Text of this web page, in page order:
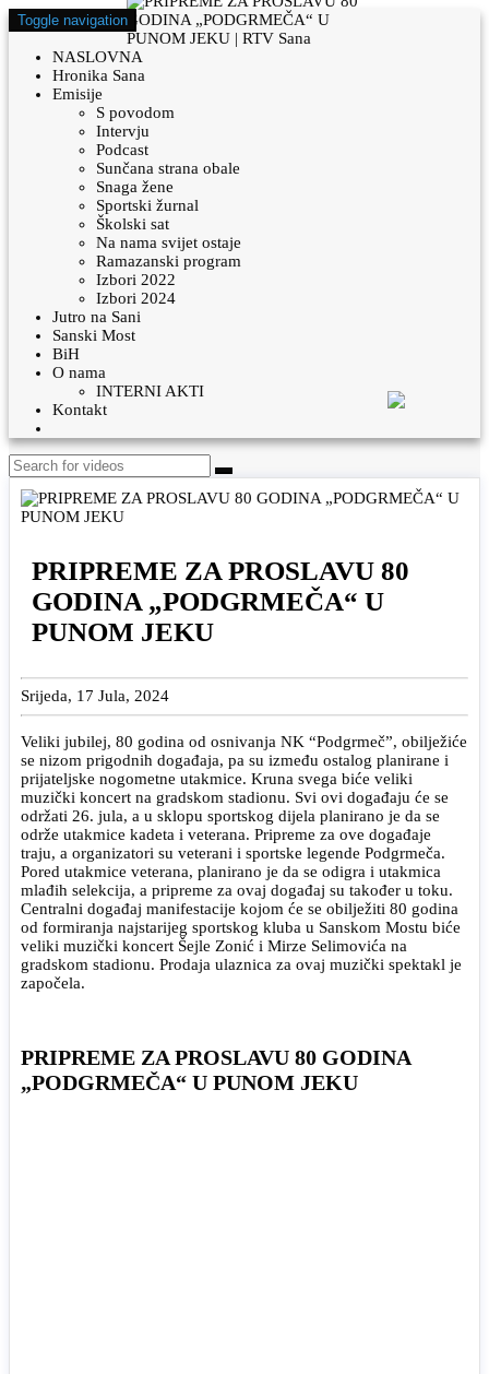
Toggle navigation
NASLOVNA
Hronika Sana
Emisije
S povodom
Intervju
Podcast
Sunčana strana obale
Snaga žene
Sportski žurnal
Školski sat
Na nama svijet ostaje
Ramazanski program
Izbori 2022
Izbori 2024
Jutro na Sani
Sanski Most
BiH
O nama
INTERNI AKTI
Kontakt
PRIPREME ZA PROSLAVU 80
GODINA „PODGRMEČA“ U
PUNOM JEKU
Srijeda, 17 Jula, 2024
Veliki jubilej, 80 godina od osnivanja NK “Podgrmeč”, obilježiće
se nizom prigodnih događaja, pa su između ostalog planirane i
prijateljske nogometne utakmice. Kruna svega biće veliki
muzički koncert na gradskom stadionu. Svi ovi događaju će se
održati 26. jula, a u sklopu sportskog dijela planirano je da se
održe utakmice kadeta i veterana. Pripreme za ove događaje
traju, a organizatori su veterani i sportske legende Podgrmeča.
Pored utakmice veterana, planirano je da se odigra i utakmica
mlađih selekcija, a pripreme za ovaj događaj su također u toku.
Centralni događaj manifestacije kojom će se obilježiti 80 godina
od formiranja najstarijeg sportskog kluba u Sanskom Mostu biće
veliki muzički koncert Šejle Zonić i Mirze Selimovića na
gradskom stadionu. Prodaja ulaznica za ovaj muzički spektakl je
započela.
PRIPREME ZA PROSLAVU 80 GODINA
„PODGRMEČA“ U PUNOM JEKU